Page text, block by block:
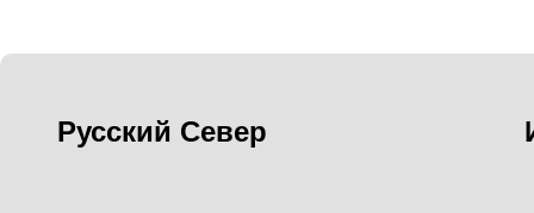
Русский Север